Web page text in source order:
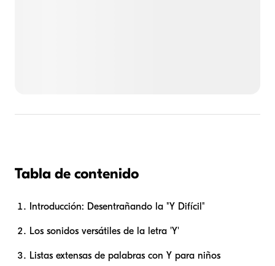
Tabla de contenido
Introducción: Desentrañando la "Y Difícil"
Los sonidos versátiles de la letra 'Y'
Listas extensas de palabras con Y para niños